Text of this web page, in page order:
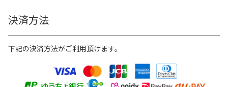
決済方法
下記の決済方法がご利用頂けます。